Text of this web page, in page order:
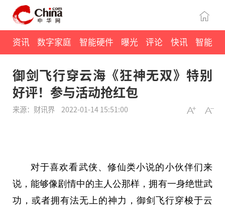
资讯 数字家庭 智能硬件 曝光 评论 快讯 智能
御剑飞行穿云海《狂神无双》特别
好评！参与活动抢红包
来源：财讯界 2022-01-14 15:51:00
对于喜欢看武侠、修仙类小说的小伙伴们来
说，能够像剧情中的主人公那样，拥有一身绝世武
功，或者拥有法无上的神力，御剑飞行穿梭于云